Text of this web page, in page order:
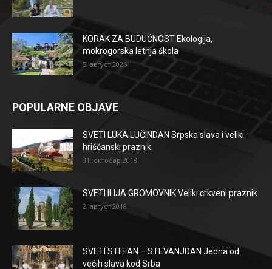
KORAK ZA BUDUĆNOST Ekologija,
mokrogorska letnja škola
5. август 2026.
POPULARNE OBJAVE
SVETI LUKA LUČINDAN Srpska slava i veliki
hrišćanski praznik
31. октобар 2018.
SVETI ILIJA GROMOVNIK Veliki crkveni praznik
2. август 2018.
SVETI STEFAN – STEVANJDAN Jedna od
većih slava kod Srba